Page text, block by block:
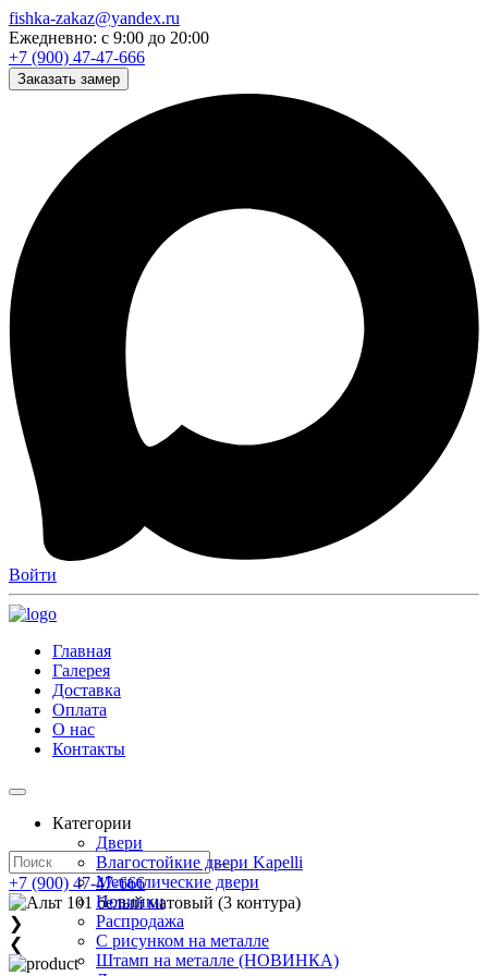
fishka-zakaz@yandex.ru
Ежедневно: с 9:00 до 20:00
+7 (900) 47-47-666
Заказать замер
Войти
Главная
Галерея
Доставка
Оплата
О нас
Контакты
Категории
Двери
Влагостойкие двери Kapelli
Металлические двери
Новинки
Распродажа
С рисунком на металле
Штамп на металле (НОВИНКА)
+7 (900) 47-47-666
❯
❮